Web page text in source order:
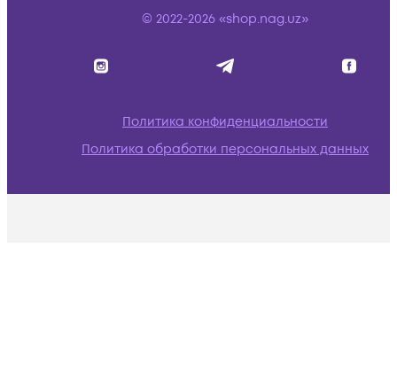
© 2022-2026 «shop.nag.uz»
Политика конфиденциальности
Политика обработки персональных данных